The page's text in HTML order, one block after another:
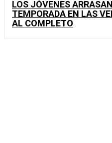
LOS JÓVENES
TEMPORADA EN LAS
AL COMPLETO